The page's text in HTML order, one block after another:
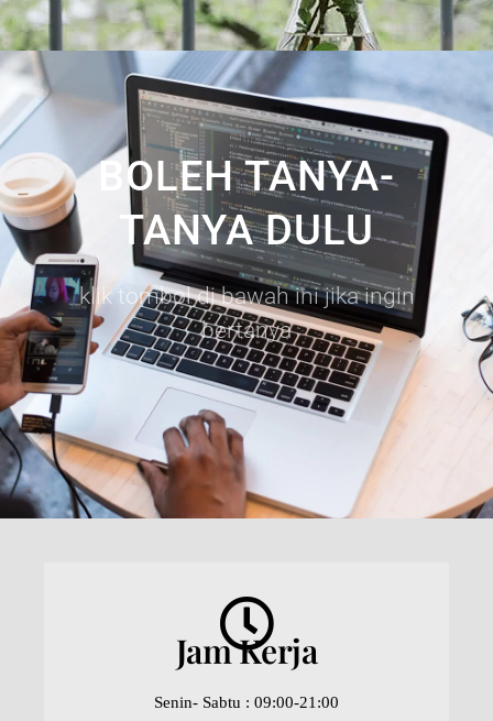
BOLEH TANYA-
TANYA DULU
klik tombol di bawah ini jika ingin
bertanya
Jam Kerja
Senin- Sabtu : 09:00-21:00